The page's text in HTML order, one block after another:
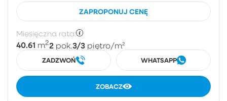
ZAPROPONUJ CENĘ
Miesięczna rata:
40.61 m22 pok.3/3 piętro/m²
ZADZWOŃ WHATSAPP
ZOBACZ